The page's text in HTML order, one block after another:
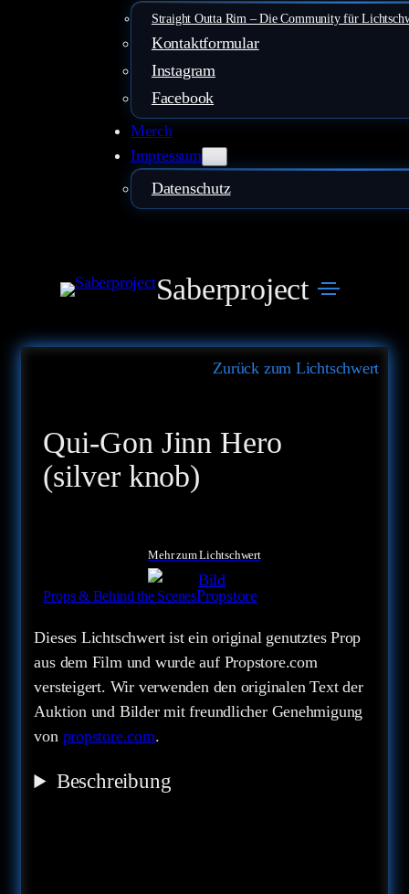
Straight Outta Rim – Die Community für
Kontaktformular
Instagram
Facebook
Merch
Impressum
Datenschutz
Saberproject
Zurück zum Lichtschwert
Qui-Gon Jinn Hero
(silver knob)
Mehr zum Lichtschwert
Props & Behind the ScenesPropstore
Dieses Lichtschwert ist ein original genutztes Prop
aus dem Film und wurde auf Propstore.com
versteigert. Wir verwenden den originalen Text der
Auktion und Bilder mit freundlicher Genehmigung
von propstore.com.
Beschreibung